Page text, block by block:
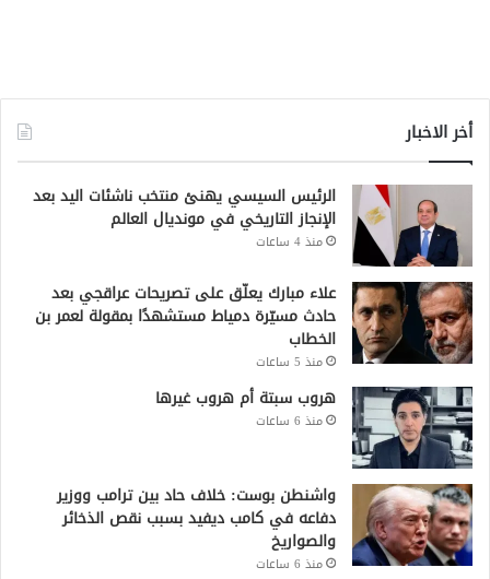
أخر الاخبار
الرئيس السيسي يهنئ منتخب ناشئات اليد بعد
الإنجاز التاريخي في مونديال العالم
منذ 4 ساعات
علاء مبارك يعلّق على تصريحات عراقجي بعد
حادث مسيّرة دمياط مستشهدًا بمقولة لعمر بن
الخطاب
منذ 5 ساعات
هروب سبتة أم هروب غيرها
منذ 6 ساعات
واشنطن بوست: خلاف حاد بين ترامب ووزير
دفاعه في كامب ديفيد بسبب نقص الذخائر
والصواريخ
منذ 6 ساعات